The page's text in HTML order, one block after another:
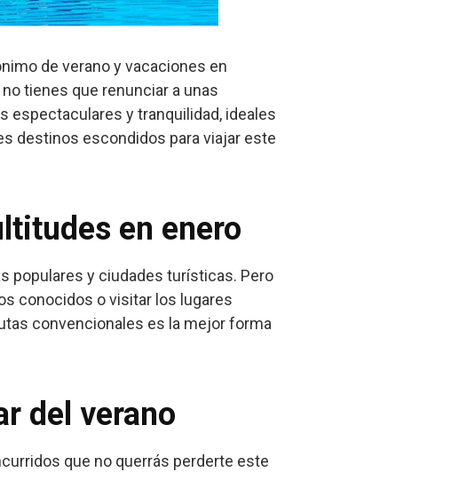
de verano y vacaciones en
tienes que renunciar a unas
espectaculares y tranquilidad, ideales
destinos escondidos para viajar este
en enero
populares y ciudades turísticas. Pero
conocidos o visitar los lugares
convencionales es la mejor forma
del verano
que no querrás perderte este